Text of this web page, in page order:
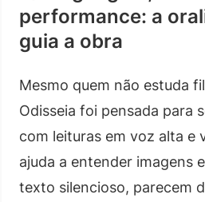
performance: a
guia a obra
Mesmo quem não estuda
Odisseia foi pensada para
com leituras em voz alta e
ajuda a entender imagens
texto silencioso, parecem